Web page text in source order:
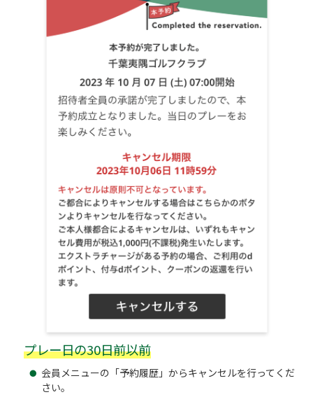
プレー日の30日前以前
会員メニューの「予約履歴」からキャンセルを行ってくだ
さい。